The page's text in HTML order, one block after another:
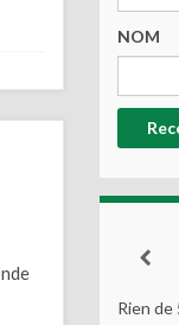
NOM
Rien de